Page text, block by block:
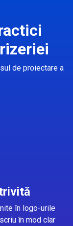
de proiectare a
în logo-urile
în mod clar